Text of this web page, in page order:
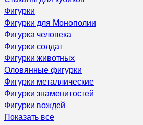
Фигурки
Фигурки для Монополии
Фигурка человека
Фигурки солдат
Фигурки животных
Оловянные фигурки
Фигурки металлические
Фигурки знаменитостей
Фигурки вождей
Показать все